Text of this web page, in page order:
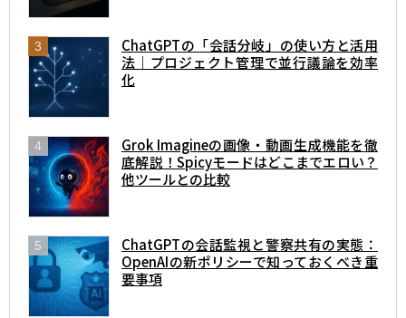
ChatGPTの「会話分岐」の使い方と活用
法｜プロジェクト管理で並行議論を効率
化
Grok Imagineの画像・動画生成機能を徹
底解説！Spicyモードはどこまでエロい？
他ツールとの比較
ChatGPTの会話監視と警察共有の実態：
OpenAIの新ポリシーで知っておくべき重
要事項